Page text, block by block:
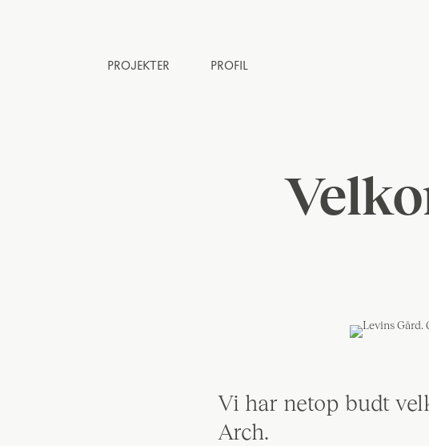
PROJEKTER PROFIL
Vi har netop budt
Arch.